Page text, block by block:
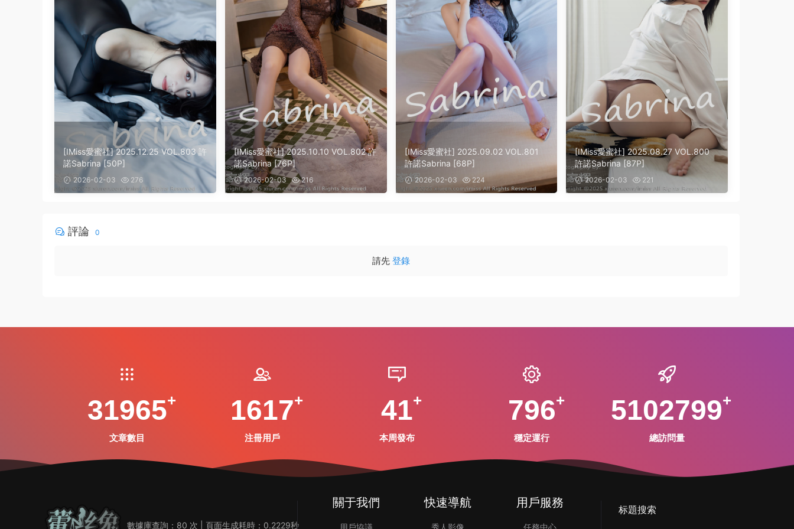
[IMiss愛蜜社] 2025.12.25 VOL.803 許
諾Sabrina [50P]
2026-02-03 276
[IMiss愛蜜社] 2025.10.10 VOL.802 許
諾Sabrina [76P]
2026-02-03 216
[IMiss愛蜜社] 2025.09.02 VOL.801
許諾Sabrina [68P]
2026-02-03 224
[IMiss愛蜜社] 2025.08.27 VOL.800
許諾Sabrina [87P]
2026-02-03 221
評論 0
請先 登錄
31965
文章數目
1617
注冊用戶
41
本周發布
796
穩定運行
5102799
總訪問量
數據庫查詢：80 次 | 頁面生成耗時：0.2229秒
關于我們
用戶協議
快速導航
秀人影像
用戶服務
任務中心
标題搜索